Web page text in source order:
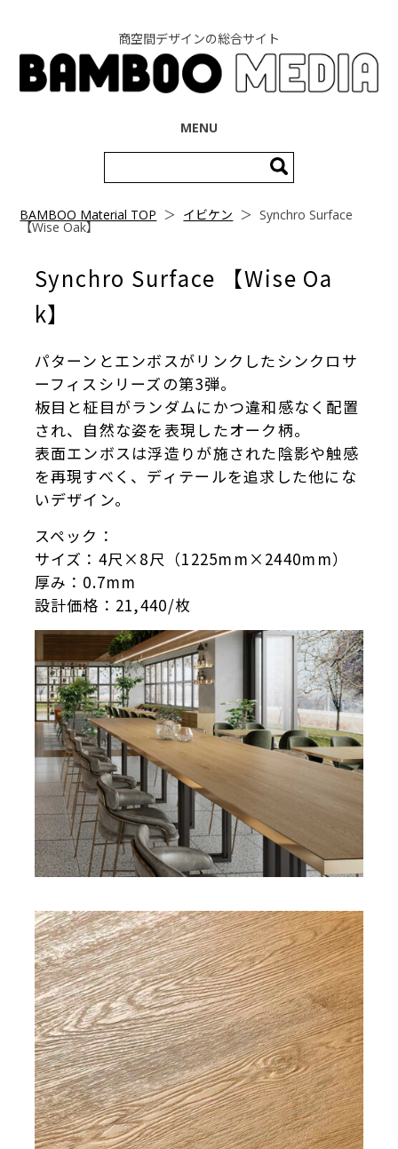
商空間デザインの総合サイト
MENU
索:
BAMBOO Material TOP ＞ イビケン ＞Synchro Surface
【Wise Oak】
Synchro Surface 【Wise Oa
k】
パターンとエンボスがリンクしたシンクロサ
ーフィス シリーズの第3弾。
板目と柾目がランダムにかつ違和感なく配置
され、自然な姿を表現 したオーク柄。
表面エンボスは浮造りが施された陰影や触感
を再現すべく、ディテールを追求した他にな
いデザイン。
スペック：
サイズ：4尺×8尺（1225mm×2440mm）
厚み：0.7mm
設計価格：21,440/枚